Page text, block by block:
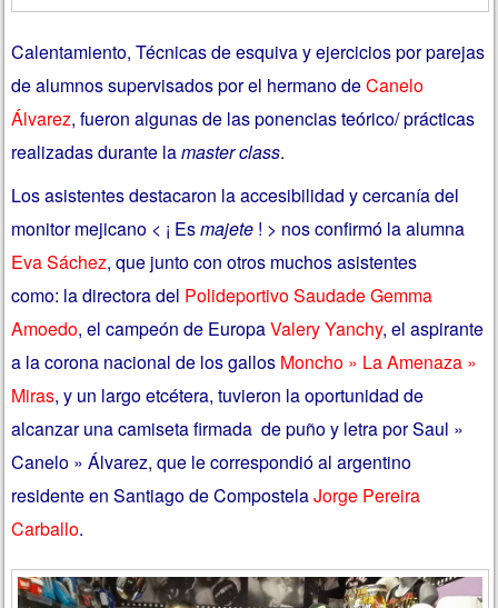
Calentamiento, Técnicas de esquiva y ejercicios por parejas
de alumnos supervisados por el hermano deCanelo
Álvarez, fueron algunas de las ponencias teórico/ prácticas
realizadas durante lamaster class.
Los asistentes destacaron la accesibilidad y cercanía del
monitor mejicano < ¡ Esmajete ! > nos confirmó la alumna
Eva Sáchez, que junto con otros muchos asistentes
como: la directora del Polideportivo Saudade Gemma
Amoedo, el campeón de EuropaValery Yanchy, el aspirante
a la corona nacional de los gallos Moncho » La Amenaza »
Miras, y un largo etcétera, tuvieron la oportunidad de
alcanzar una camiseta firmada de puño y letra por Saul »
Canelo » Álvarez, que le correspondió al argentino
residente en Santiago de CompostelaJorge Pereira
Carballo.